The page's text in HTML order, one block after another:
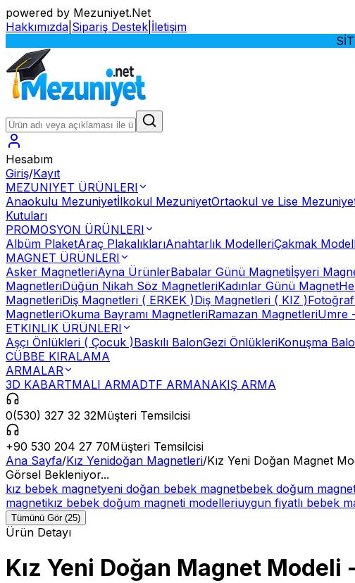
powered by Mezuniyet.Net
Hakkımızda Sipariş Destek İletişim
Hesabım
Giriş/Kayıt
MEZUNIYET ÜRÜNLERI
Anaokulu Mezuniyetİlkokul MezuniyetOrtaokul ve Lise
Kutuları
PROMOSYON ÜRÜNLERI
Albüm PlaketAraç PlakalıklarıAnahtarlık ModelleriÇakmak
MAGNET ÜRÜNLERI
Asker MagnetleriAyna ÜrünlerBabalar Günü Magnetiİşyeri
MagnetleriDüğün Nikah Söz MagnetleriKadınlar Günü Magnet
MagnetleriDiş Magnetleri ( ERKEK )Diş Magnetleri ( KIZ )
MagnetleriOkuma Bayramı MagnetleriRamazan MagnetleriUmre
ETKINLIK ÜRÜNLERI
Aşçı Önlükleri ( Çocuk )Baskılı BalonGezi ÖnlükleriKonuşma
CÜBBE KIRALAMA
ARMALAR
3D KABARTMALI ARMADTF ARMANAKIŞ ARMA
0(530) 327 32 32Müşteri Temsilcisi
+90 530 204 27 70Müşteri Temsilcisi
Ana Sayfa/Kız Yenidoğan Magnetleri/Kız Yeni Doğan Magnet
Görsel Bekleniyor...
kız bebek magnetyeni doğan bebek magnetbebek doğum
magnetikız bebek doğum magneti modelleriuygun fiyatlı bebek
Tümünü Gör (25)
Ürün Detayı
Kız Yeni Doğan Magnet Modeli